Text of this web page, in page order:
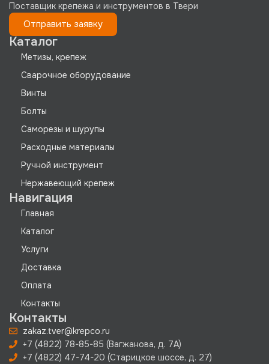
Поставщик крепежа и инструментов в Твери
Отправить заявку
Каталог
Метизы, крепеж
Сварочное оборудование
Винты
Болты
Саморезы и шурупы
Расходные материалы
Ручной инструмент
Нержавеющий крепеж
Навигация
Главная
Каталог
Услуги
Доставка
Оплата
Контакты
Контакты
zakaz.tver@krepco.ru
+7 (4822) 78-85-85 (Вагжанова, д. 7А)
+7 (4822) 47-74-20 (Старицкое шоссе, д. 27)